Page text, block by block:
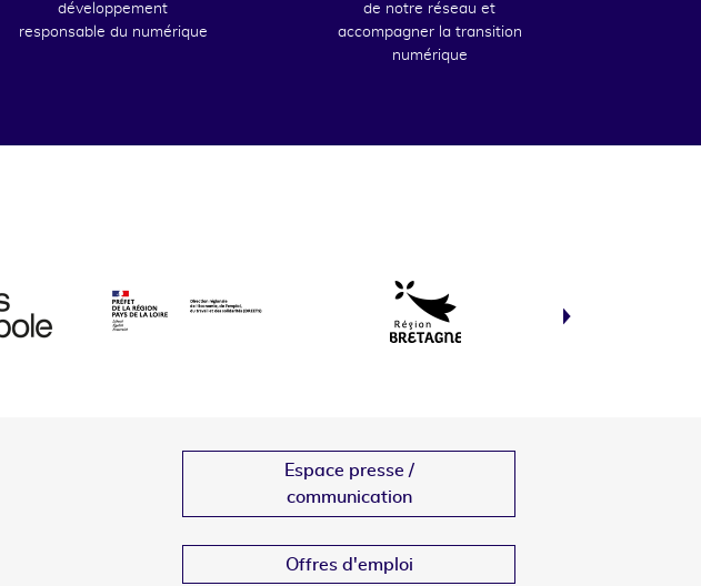
développement
responsable du numérique
de notre réseau et
accompagner la transition
numérique
Espace presse /
communication
Offres d'emploi